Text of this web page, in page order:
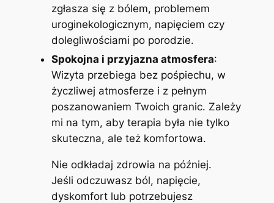
zgłasza się z bólem, problemem
uroginekologicznym, napięciem czy
dolegliwościami po porodzie.
Spokojna i przyjazna atmosfera:
Wizyta przebiega bez pośpiechu, w
życzliwej atmosferze i z pełnym
poszanowaniem Twoich granic. Zależy
mi na tym, aby terapia była nie tylko
skuteczna, ale też komfortowa.
Nie odkładaj zdrowia na później.
Jeśli odczuwasz ból, napięcie,
dyskomfort lub potrzebujesz